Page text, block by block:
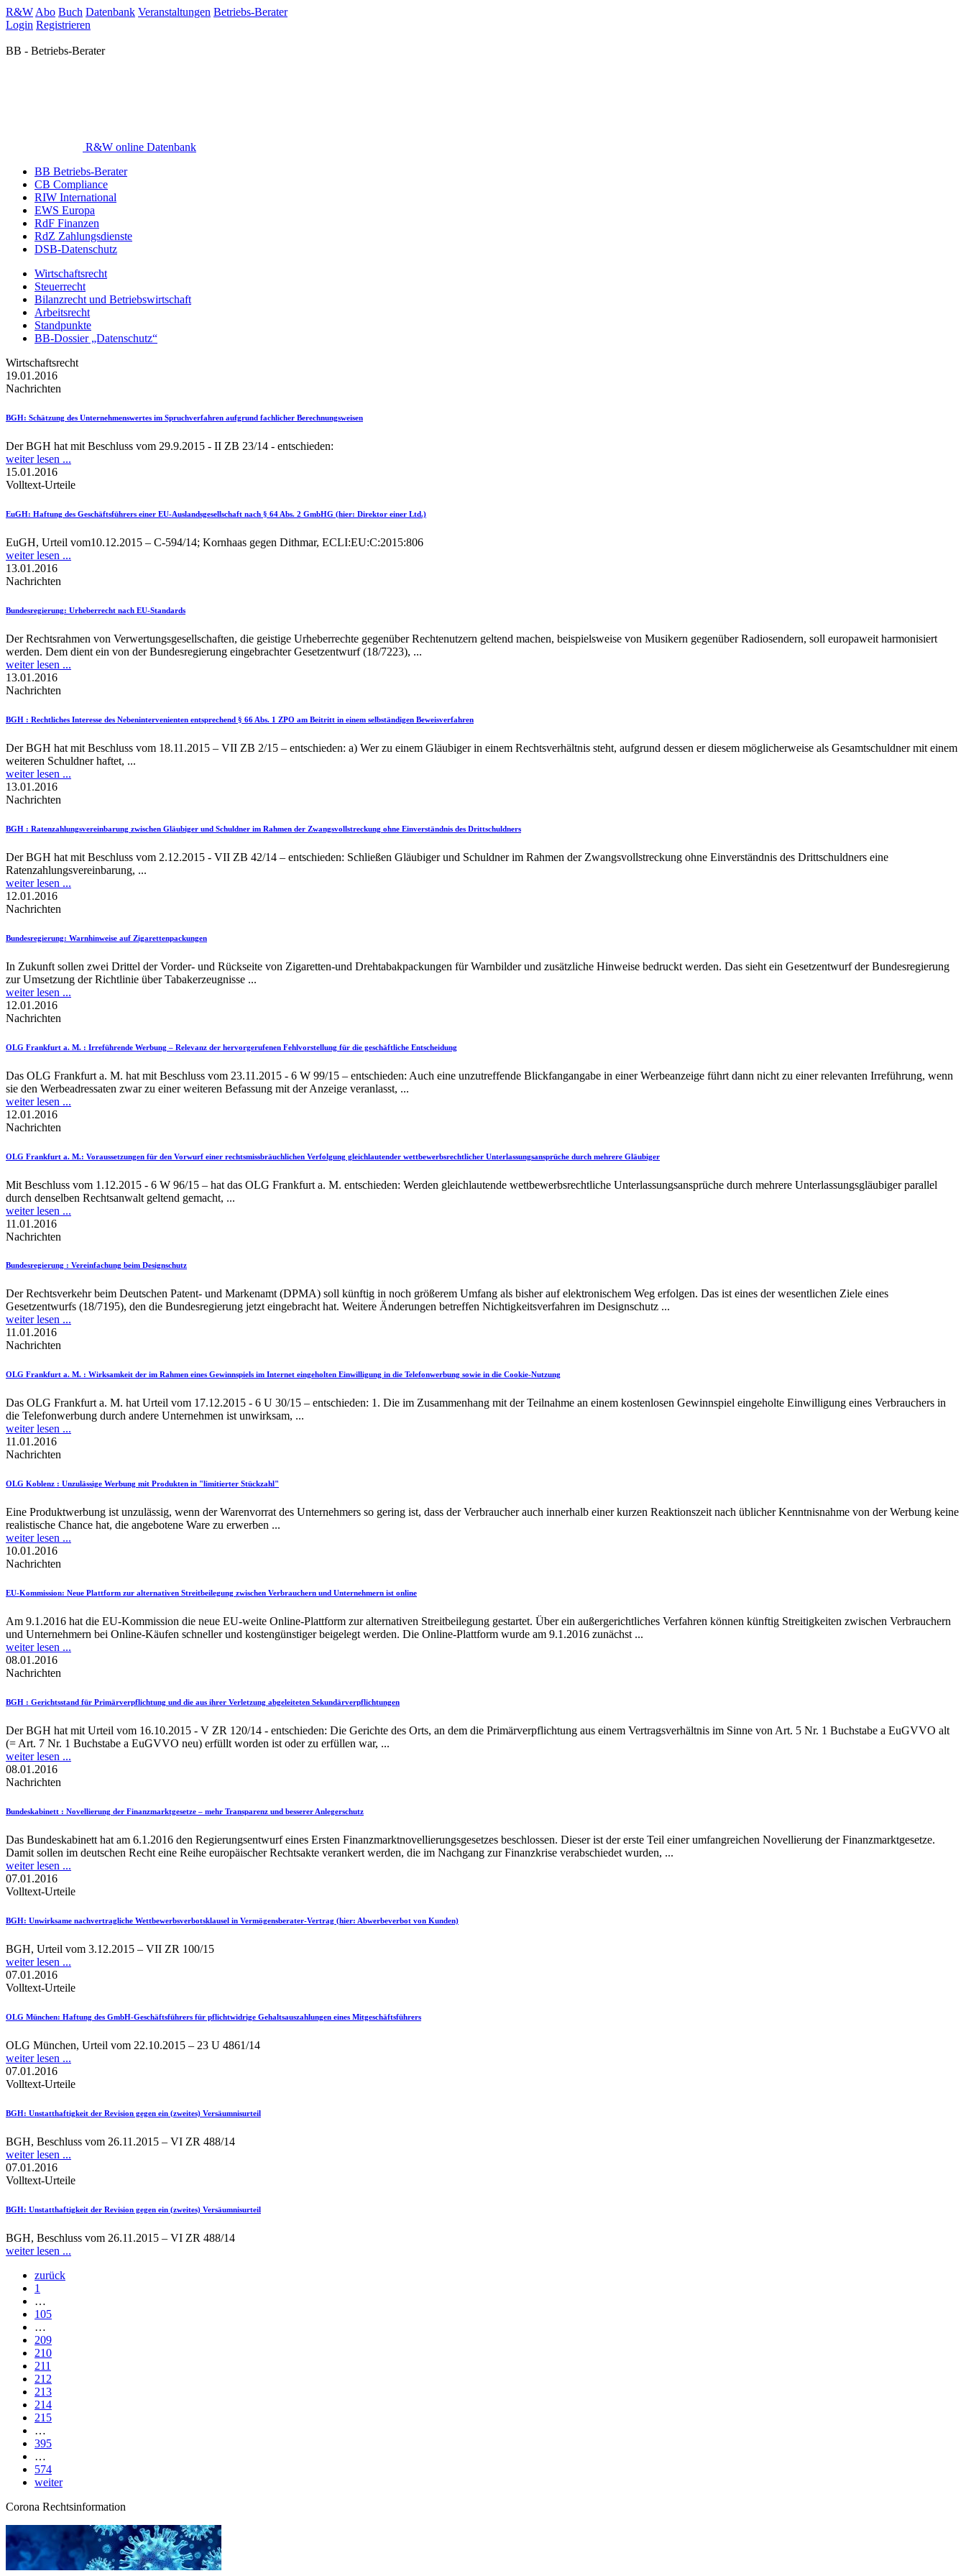
R&W Abo Buch Datenbank Veranstaltungen Betriebs-Berater
Login Registrieren
BB - Betriebs-Berater
R&W online Datenbank
BB Betriebs-Berater
CB Compliance
RIW International
EWS Europa
RdF Finanzen
RdZ Zahlungsdienste
DSB-Datenschutz
Wirtschaftsrecht
Steuerrecht
Bilanzrecht und Betriebswirtschaft
Arbeitsrecht
Standpunkte
BB-Dossier „Datenschutz“
Wirtschaftsrecht
19.01.2016
Nachrichten
BGH: Schätzung des Unternehmenswertes im Spruchverfahren aufgrund fachlicher Berechnungsweisen
Der BGH hat mit Beschluss vom 29.9.2015 - II ZB 23/14 - entschieden:
weiter lesen ...
15.01.2016
Volltext-Urteile
EuGH: Haftung des Geschäftsführers einer EU-Auslandsgesellschaft nach § 64 Abs. 2 GmbHG (hier: Direktor einer Ltd.)
EuGH, Urteil vom10.12.2015 – C-594/14; Kornhaas gegen Dithmar, ECLI:EU:C:2015:806
weiter lesen ...
13.01.2016
Nachrichten
Bundesregierung: Urheberrecht nach EU-Standards
Der Rechtsrahmen von Verwertungsgesellschaften, die geistige Urheberrechte gegenüber Rechtenutzern geltend machen, beispielsweise von Musikern gegenüber Radiosendern, soll europaweit harmonisiert
werden. Dem dient ein von der Bundesregierung eingebrachter Gesetzentwurf (18/7223), ...
weiter lesen ...
13.01.2016
Nachrichten
BGH : Rechtliches Interesse des Nebenintervenienten entsprechend § 66 Abs. 1 ZPO am Beitritt in einem selbständigen Beweisverfahren
Der BGH hat mit Beschluss vom 18.11.2015 – VII ZB 2/15 – entschieden: a) Wer zu einem Gläubiger in einem Rechtsverhältnis steht, aufgrund dessen er diesem möglicherweise als Gesamtschuldner mit einem
weiteren Schuldner haftet, ...
weiter lesen ...
13.01.2016
Nachrichten
BGH : Ratenzahlungsvereinbarung zwischen Gläubiger und Schuldner im Rahmen der Zwangsvollstreckung ohne Einverständnis des Drittschuldners
Der BGH hat mit Beschluss vom 2.12.2015 - VII ZB 42/14 – entschieden: Schließen Gläubiger und Schuldner im Rahmen der Zwangsvollstreckung ohne Einverständnis des Drittschuldners eine
Ratenzahlungsvereinbarung, ...
weiter lesen ...
12.01.2016
Nachrichten
Bundesregierung: Warnhinweise auf Zigarettenpackungen
In Zukunft sollen zwei Drittel der Vorder- und Rückseite von Zigaretten-und Drehtabakpackungen für Warnbilder und zusätzliche Hinweise bedruckt werden. Das sieht ein Gesetzentwurf der Bundesregierung
zur Umsetzung der Richtlinie über Tabakerzeugnisse ...
weiter lesen ...
12.01.2016
Nachrichten
OLG Frankfurt a. M. : Irreführende Werbung – Relevanz der hervorgerufenen Fehlvorstellung für die geschäftliche Entscheidung
Das OLG Frankfurt a. M. hat mit Beschluss vom 23.11.2015 - 6 W 99/15 – entschieden: Auch eine unzutreffende Blickfangangabe in einer Werbeanzeige führt dann nicht zu einer relevanten Irreführung, wenn
sie den Werbeadressaten zwar zu einer weiteren Befassung mit der Anzeige veranlasst, ...
weiter lesen ...
12.01.2016
Nachrichten
OLG Frankfurt a. M.: Voraussetzungen für den Vorwurf einer rechtsmissbräuchlichen Verfolgung gleichlautender wettbewerbsrechtlicher Unterlassungsansprüche durch mehrere Gläubiger
Mit Beschluss vom 1.12.2015 - 6 W 96/15 – hat das OLG Frankfurt a. M. entschieden: Werden gleichlautende wettbewerbsrechtliche Unterlassungsansprüche durch mehrere Unterlassungsgläubiger parallel
durch denselben Rechtsanwalt geltend gemacht, ...
weiter lesen ...
11.01.2016
Nachrichten
Bundesregierung : Vereinfachung beim Designschutz
Der Rechtsverkehr beim Deutschen Patent- und Markenamt (DPMA) soll künftig in noch größerem Umfang als bisher auf elektronischem Weg erfolgen. Das ist eines der wesentlichen Ziele eines
Gesetzentwurfs (18/7195), den die Bundesregierung jetzt eingebracht hat. Weitere Änderungen betreffen Nichtigkeitsverfahren im Designschutz ...
weiter lesen ...
11.01.2016
Nachrichten
OLG Frankfurt a. M. : Wirksamkeit der im Rahmen eines Gewinnspiels im Internet eingeholten Einwilligung in die Telefonwerbung sowie in die Cookie-Nutzung
Das OLG Frankfurt a. M. hat Urteil vom 17.12.2015 - 6 U 30/15 – entschieden: 1. Die im Zusammenhang mit der Teilnahme an einem kostenlosen Gewinnspiel eingeholte Einwilligung eines Verbrauchers in
die Telefonwerbung durch andere Unternehmen ist unwirksam, ...
weiter lesen ...
11.01.2016
Nachrichten
OLG Koblenz : Unzulässige Werbung mit Produkten in "limitierter Stückzahl"
Eine Produktwerbung ist unzulässig, wenn der Warenvorrat des Unternehmers so gering ist, dass der Verbraucher auch innerhalb einer kurzen Reaktionszeit nach üblicher Kenntnisnahme von der Werbung keine
realistische Chance hat, die angebotene Ware zu erwerben ...
weiter lesen ...
10.01.2016
Nachrichten
EU-Kommission: Neue Plattform zur alternativen Streitbeilegung zwischen Verbrauchern und Unternehmern ist online
Am 9.1.2016 hat die EU-Kommission die neue EU-weite Online-Plattform zur alternativen Streitbeilegung gestartet. Über ein außergerichtliches Verfahren können künftig Streitigkeiten zwischen Verbrauchern
und Unternehmern bei Online-Käufen schneller und kostengünstiger beigelegt werden. Die Online-Plattform wurde am 9.1.2016 zunächst ...
weiter lesen ...
08.01.2016
Nachrichten
BGH : Gerichtsstand für Primärverpflichtung und die aus ihrer Verletzung abgeleiteten Sekundärverpflichtungen
Der BGH hat mit Urteil vom 16.10.2015 - V ZR 120/14 - entschieden: Die Gerichte des Orts, an dem die Primärverpflichtung aus einem Vertragsverhältnis im Sinne von Art. 5 Nr. 1 Buchstabe a EuGVVO alt
(= Art. 7 Nr. 1 Buchstabe a EuGVVO neu) erfüllt worden ist oder zu erfüllen war, ...
weiter lesen ...
08.01.2016
Nachrichten
Bundeskabinett : Novellierung der Finanzmarktgesetze – mehr Transparenz und besserer Anlegerschutz
Das Bundeskabinett hat am 6.1.2016 den Regierungsentwurf eines Ersten Finanzmarktnovellierungsgesetzes beschlossen. Dieser ist der erste Teil einer umfangreichen Novellierung der Finanzmarktgesetze.
Damit sollen im deutschen Recht eine Reihe europäischer Rechtsakte verankert werden, die im Nachgang zur Finanzkrise verabschiedet wurden, ...
weiter lesen ...
07.01.2016
Volltext-Urteile
BGH: Unwirksame nachvertragliche Wettbewerbsverbotsklausel in Vermögensberater-Vertrag (hier: Abwerbeverbot von Kunden)
BGH, Urteil vom 3.12.2015 – VII ZR 100/15
weiter lesen ...
07.01.2016
Volltext-Urteile
OLG München: Haftung des GmbH-Geschäftsführers für pflichtwidrige Gehaltsauszahlungen eines Mitgeschäftsführers
OLG München, Urteil vom 22.10.2015 – 23 U 4861/14
weiter lesen ...
07.01.2016
Volltext-Urteile
BGH: Unstatthaftigkeit der Revision gegen ein (zweites) Versäumnisurteil
BGH, Beschluss vom 26.11.2015 – VI ZR 488/14
weiter lesen ...
07.01.2016
Volltext-Urteile
BGH: Unstatthaftigkeit der Revision gegen ein (zweites) Versäumnisurteil
BGH, Beschluss vom 26.11.2015 – VI ZR 488/14
weiter lesen ...
zurück
1
…
105
…
209
210
211
212
213
214
215
…
395
…
574
weiter
Corona Rechtsinformation